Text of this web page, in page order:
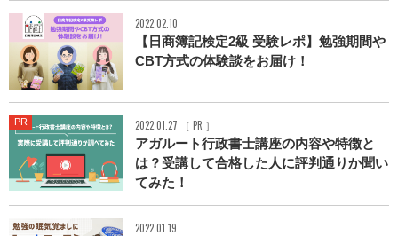
2022.02.10
【日商簿記検定2級 受験レポ】勉強期間や
CBT方式の体験談をお届け！
PR 2022.01.27 ［ PR ］
アガルート行政書士講座の内容や特徴と
は？受講して合格した人に評判通りか聞い
てみた！
2022.01.19